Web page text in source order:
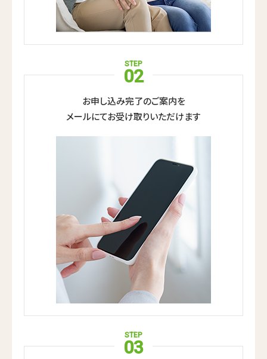
STEP
02
お申し込み完了のご案内を
メールにてお受け取りいただけます
STEP
03